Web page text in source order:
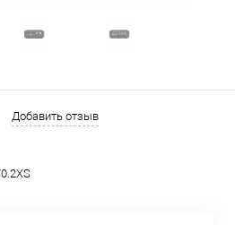
Добавить отзыв